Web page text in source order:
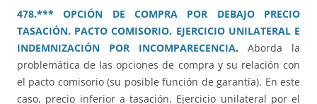
478.*** OPCIÓN DE COMPRA POR DEBAJO PRECIO
TASACIÓN. PACTO COMISORIO. EJERCICIO UNILATERAL E
INDEMNIZACIÓN POR INCOMPARECENCIA. Aborda la
problemática de las opciones de compra y su relación con
el pacto comisorio (su posible función de garantía). En este
caso, precio inferior a tasación. Ejercicio unilateral por el